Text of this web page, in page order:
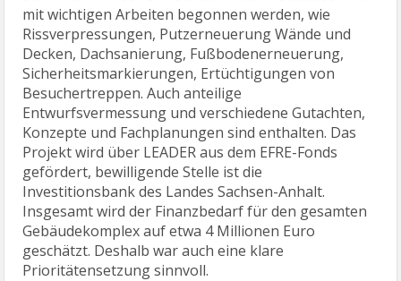
mit wichtigen Arbeiten begonnen werden, wie
Rissverpressungen, Putzerneuerung Wände und
Decken, Dachsanierung, Fußbodenerneuerung,
Sicherheitsmarkierungen, Ertüchtigungen von
Besuchertreppen. Auch anteilige
Entwurfsvermessung und verschiedene Gutachten,
Konzepte und Fachplanungen sind enthalten. Das
Projekt wird über LEADER aus dem EFRE-Fonds
gefördert, bewilligende Stelle ist die
Investitionsbank des Landes Sachsen-Anhalt.
Insgesamt wird der Finanzbedarf für den gesamten
Gebäudekomplex auf etwa 4 Millionen Euro
geschätzt. Deshalb war auch eine klare
Prioritätensetzung sinnvoll.